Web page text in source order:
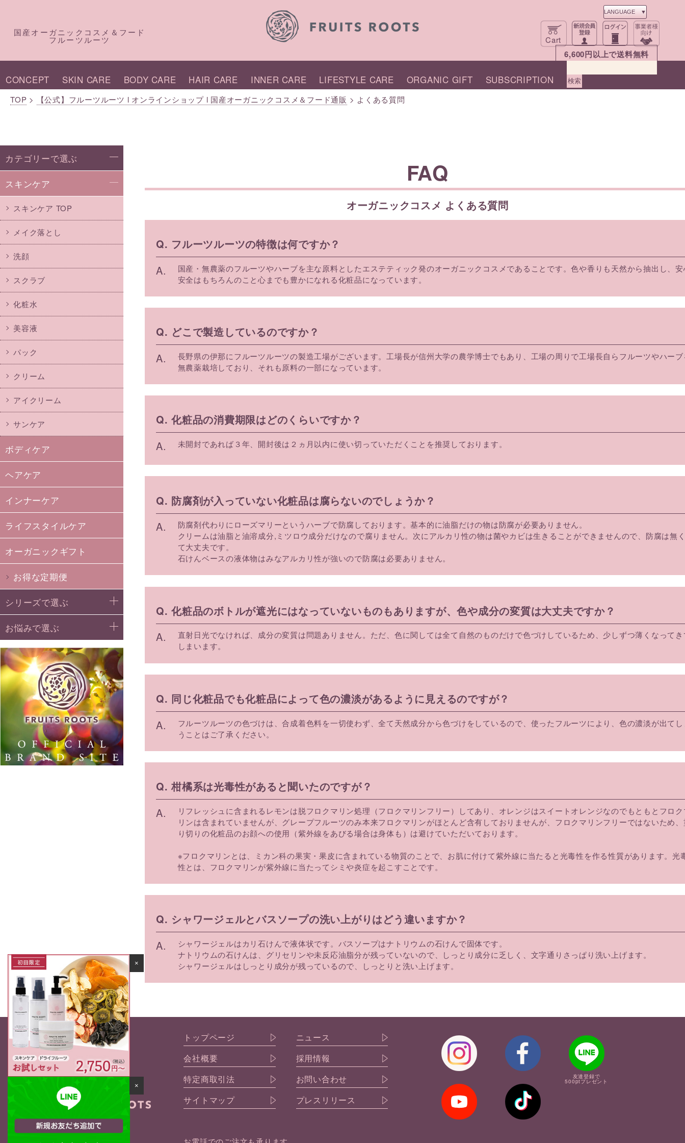
×
×
国産オーガニックコスメ＆フード
フルーツルーツ Cart
6,600円以上で送料無料
CONCEPT SKIN CARE BODY CARE HAIR CARE INNER CARE LIFESTYLE CARE ORGANIC GIFT SUBSCRIPTION
TOP > 【公式】フルーツルーツ l オンラインショップ l 国産オーガニックコスメ＆フード通販 > よくある質問
カテゴリーで選ぶ
スキンケア
スキンケア TOP
メイク落とし
洗顔
スクラブ
化粧水
美容液
パック
クリーム
アイクリーム
サンケア
ボディケア
ヘアケア
インナーケア
ライフスタイルケア
オーガニックギフト
お得な定期便
シリーズで選ぶ
お悩みで選ぶ
FAQ
オーガニックコスメ よくある質問
Q. フルーツルーツの特徴は何ですか？
A.
国産・無農薬のフルーツやハーブを主な原料としたエステティック発のオーガニックコスメであることです。色や香りも天然から抽出し、
安全はもちろんのこと心までも豊かになれる化粧品になっています。
Q. どこで製造しているのですか？
A.
長野県の伊那にフルーツルーツの製造工場がございます。工場長が信州大学の農学博士でもあり、工場の周りで工場長自らフルーツやハー
無農薬栽培しており、それも原料の一部になっています。
Q. 化粧品の消費期限はどのくらいですか？
A.
未開封であれば３年、開封後は２ヵ月以内に使い切っていただくことを推奨しております。
Q. 防腐剤が入っていない化粧品は腐らないのでしょうか？
A.
防腐剤代わりにローズマリーというハーブで防腐しております。基本的に油脂だけの物は防腐が必要ありません。
クリームは油脂と油溶成分,ミツロウ成分だけなので腐りません。次にアルカリ性の物は菌やカビは生きることができませんので、防腐は無
て大丈夫です。
石けんベースの液体物はみなアルカリ性が強いので防腐は必要ありません。
Q. 化粧品のボトルが遮光にはなっていないものもありますが、色や成分の変質は大丈夫ですか？
A.
直射日光でなければ、成分の変質は問題ありません。ただ、色に関しては全て自然のものだけで色づけしているため、少しずつ薄くなって
しまいます。
Q. 同じ化粧品でも化粧品によって色の濃淡があるように見えるのですが？
A.
フルーツルーツの色づけは、合成着色料を一切使わず、全て天然成分から色づけをしているので、使ったフルーツにより、色の濃淡が出て
うことはご了承ください。
Q. 柑橘系は光毒性があると聞いたのですが？
A.
リフレッシュに含まれるレモンは脱フロクマリン処理（フロクマリンフリー）してあり、オレンジはスイートオレンジなのでもともとフロ
リンは含まれていませんが、グレープフルーツのみ本来フロクマリンがほとんど含有しておりませんが、フロクマリンフリーではないため
り切りの化粧品のお顔への使用（紫外線をあびる場合は身体も）は避けていただいております。
※フロクマリンとは、ミカン科の果実・果皮に含まれている物質のことで、お肌に付けて紫外線に当たると光毒性を作る性質があります。光
性とは、フロクマリンが紫外線に当たってシミや炎症を起こすことです。
Q. シャワージェルとバスソープの洗い上がりはどう違いますか？
A.
シャワージェルはカリ石けんで液体状です。バスソープはナトリウムの石けんで固体です。
ナトリウムの石けんは、グリセリンや未反応油脂分が残っていないので、しっとり成分に乏しく、文字通りさっぱり洗い上げます。
シャワージェルはしっとり成分が残っているので、しっとりと洗い上げます。
トップページ
ニュース
会社概要
採用情報
特定商取引法
お問い合わせ
サイトマップ
プレスリリース
友達登録で
500ptプレゼント